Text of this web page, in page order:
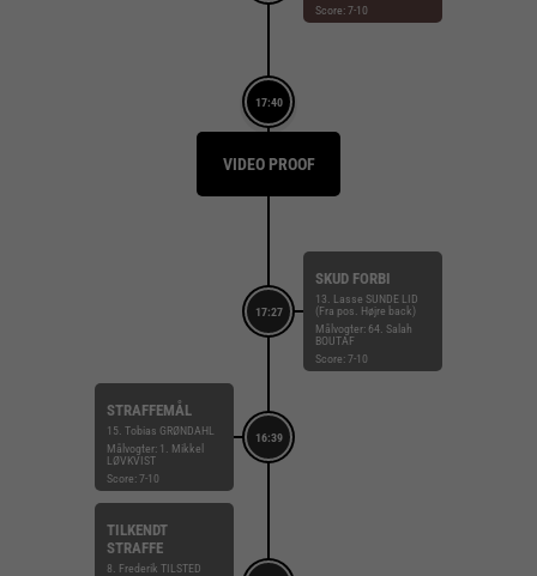
Score: 7-10
17:40
VIDEO PROOF
17:27
SKUD FORBI
13. Lasse SUNDE LID
(Fra pos. Højre back)
Målvogter: 64. Salah
BOUTAF
Score: 7-10
16:39
STRAFFEMÅL
15. Tobias GRØNDAHL
Målvogter: 1. Mikkel
LØVKVIST
Score: 7-10
TILKENDT
STRAFFE
8. Frederik TILSTED